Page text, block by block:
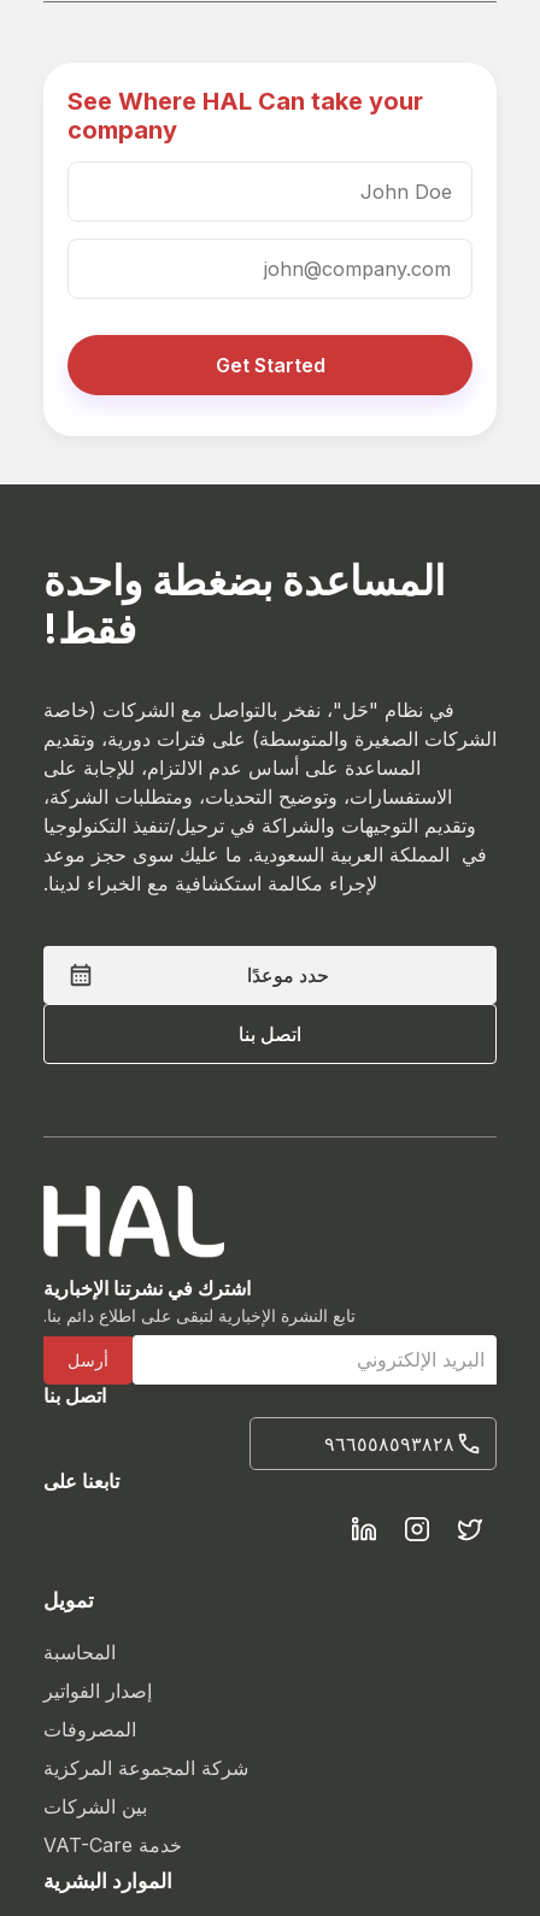
See Where HAL Can take your
company
Get Started
المساعدة بضغطة واحدة
فقط!
في نظام "حَل"، نفخر بالتواصل مع الشركات (خاصة
الشركات الصغيرة والمتوسطة) على فترات دورية، وتقديم
المساعدة على أساس عدم الالتزام، للإجابة على
الاستفسارات، وتوضيح التحديات، ومتطلبات الشركة،
وتقديم التوجيهات والشراكة في ترحيل/تنفيذ التكنولوجيا
في المملكة العربية السعودية. ما عليك سوى حجز موعد
لإجراء مكالمة استكشافية مع الخبراء لدينا.
حدد موعدًا
حدد موعدًا
اتصل بنا
اتصل بنا
اشترك في نشرتنا الإخبارية
تابع النشرة الإخبارية لتبقى على اطلاع دائم بنا.
اتصل بنا
٩٦٦٥٥٨٥٩٣٨٢٨
تابعنا على
تمويل
المحاسبة
إصدار الفواتير
المصروفات
شركة المجموعة المركزية
بين الشركات
خدمة VAT-Care
الموارد البشرية